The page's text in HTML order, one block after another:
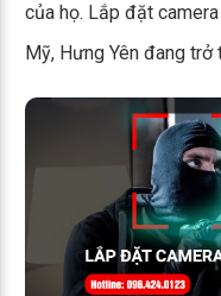
của họ. Lắp đặt
Mỹ, Hưng Yên đang trở